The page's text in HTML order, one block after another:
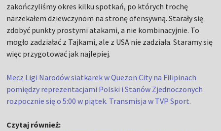
zakończyliśmy okres kilku spotkań, po których trochę
narzekałem dziewczynom na stronę ofensywną. Starały się
zdobyć punkty prostymi atakami, a nie kombinacyjnie. To
mogło zadziałać z Tajkami, ale z USA nie zadziała. Staramy się
więc przygotować jak najlepiej.
Mecz Ligi Narodów siatkarek w Quezon City na Filipinach
pomiędzy reprezentacjami Polski i Stanów Zjednoczonych
rozpocznie się o 5:00 w piątek. Transmisja w TVP Sport.
Czytaj również: